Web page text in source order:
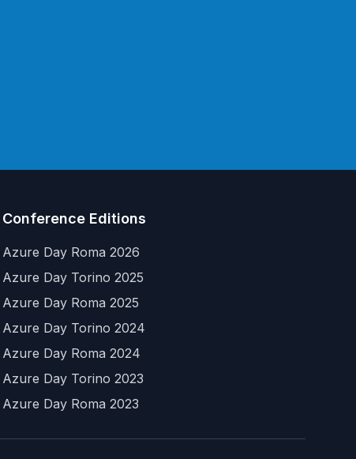
Conference Editions
Azure Day Roma 2026
Azure Day Torino 2025
Azure Day Roma 2025
Azure Day Torino 2024
Azure Day Roma 2024
Azure Day Torino 2023
Azure Day Roma 2023